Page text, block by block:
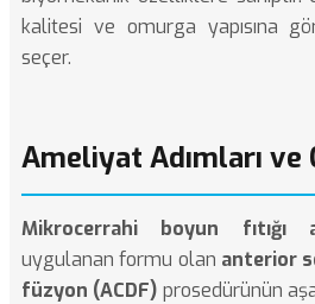
kalitesi ve omurga yapısına
seçer.
Ameliyat Adımları ve
Mikrocerrahi boyun fıtığı
uygulanan formu olan anterior
füzyon (ACDF) prosedürünün